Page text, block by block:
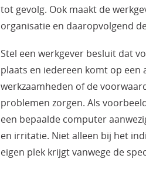
tot gevolg. Ook maakt de
organisatie en daaropvolgend
Stel een werkgever besluit dat
plaats en iedereen komt op een
werkzaamheden of de
problemen zorgen. Als
een bepaalde computer
en irritatie. Niet alleen bij het
eigen plek krijgt vanwege de